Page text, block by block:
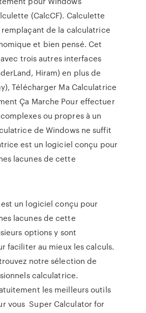
(CalcCF). Calculette
remplaçant de la calculatrice
et bien pensé. Cet
trois autres interfaces
Hiram) en plus de
Télécharger Ma Calculatrice
Ça Marche Pour effectuer
ou propres à un
de Windows ne suffit
est un logiciel conçu pour
lacunes de cette
un logiciel conçu pour
lacunes de cette
options y sont
faciliter au mieux les calculs.
notre sélection de
calculatrice.
les meilleurs outils
vous Super Calculator for